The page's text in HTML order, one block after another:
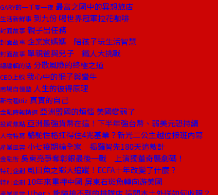
GARY的一千零一夜 最富之國中的異想旅店
生活新鮮事 到九份 喝世界冠軍拉花咖啡
封面故事 親子出任務
封面故事 企業家媽媽 陪孩子玩生活智慧
封面故事 單親爸與兒子 鐵人大挑戰
總編輯的話 分散風險的終極之道
CEO上線 我心中的猴子與蠻牛
商場自慢塾 人生的彼得原理
新物種Biz 真實的自己
金融時報精選 亞洲盟國的煩惱 美國變弱了
投資焦點 亞洲最強貨幣在這！下半年強台幣、弱美元恐持續
人物特寫 駱駝性格扛得住4兆基業？新光二公主越位接班內幕
產業風雲 小七疫期輸全家 揭羅智先180天追敵計
金融街 吳東亮爭奪彰銀最後一戰 上演獨董奇襲劇碼！
特別企劃 虱目魚之鄉大追蹤！ECFA十年改變了什麼？
特別企劃 10年來重押中國 屏東石斑魚轉向游美國